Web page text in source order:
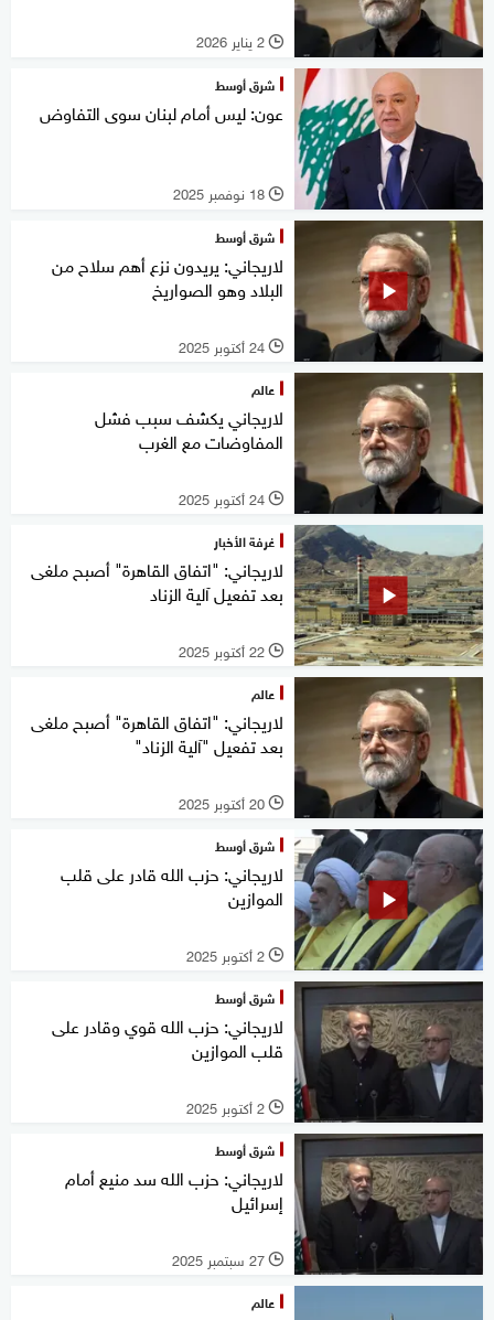
l 2 يناير 2026
شرق أوسط
عون: ليس أمام لبنان سوى التفاوض
l 18 نوفمبر 2025
شرق أوسط
لاريجاني: يريدون نزع أهم سلاح من
البلاد وهو الصواريخ
l 24 أكتوبر 2025
عالم
لاريجاني يكشف سبب فشل
المفاوضات مع الغرب
l 24 أكتوبر 2025
غرفة الأخبار
لاريجاني: "اتفاق القاهرة" أصبح ملغى
بعد تفعيل آلية الزناد
l 22 أكتوبر 2025
عالم
لاريجاني: "اتفاق القاهرة" أصبح ملغى
بعد تفعيل "آلية الزناد"
l 20 أكتوبر 2025
شرق أوسط
لاريجاني: حزب الله قادر على قلب
الموازين
l 2 أكتوبر 2025
شرق أوسط
لاريجاني: حزب الله قوي وقادر على
قلب الموازين
l 2 أكتوبر 2025
شرق أوسط
لاريجاني: حزب الله سد منيع أمام
إسرائيل
l 27 سبتمبر 2025
عالم